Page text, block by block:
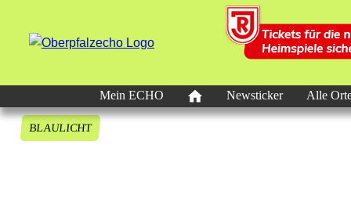
Mein ECHO Newsticker Alle
BLAULICHT